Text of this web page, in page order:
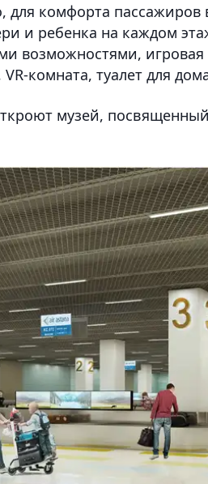
для комфорта
и ребенка на каждом
возможностями, игровая
комната, туалет для
музей,